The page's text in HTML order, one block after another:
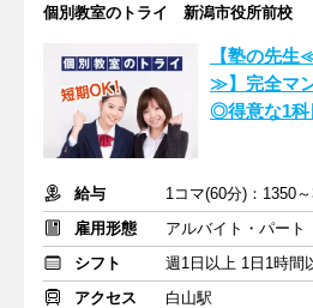
個別教室のトライ 新潟市役所前校
【塾の先
≫】完全マ
◎得意な1科
給与
1コマ(60分)：1350
雇用形態
アルバイト・パート
シフト
週1日以上 1日1時間
アクセス
白山駅